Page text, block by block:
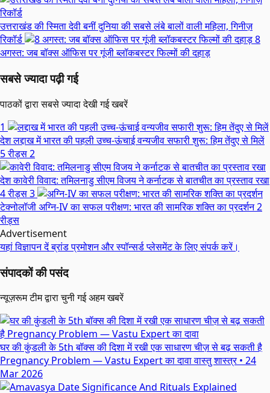
उत्तराखंड की स्मिता देवी बनीं दुनिया की सबसे लंबे बालों वाली महिला, गिनीज़
रिकॉर्ड
8
अगस्त: जब बॉक्स ऑफिस पर गूंजी ब्लॉकबस्टर फिल्मों की दहाड़
सबसे ज्यादा पढ़ी गई
पाठकों द्वारा सबसे ज्यादा देखी गई खबरें
1
देशलद्दाख में भारत की पहली उच्च-ऊंचाई वन्यजीव सफारी शुरू: हिम तेंदुए से मिलें
5 रीड्स2
देशकावेरी विवाद: तमिलनाडु सीएम विजय ने कर्नाटक से बातचीत का प्रस्ताव रखा
4 रीड्स3
टेक्नोलॉजीअग्नि-IV का सफल परीक्षण: भारत की सामरिक शक्ति का प्रदर्शन2
रीड्स
Advertisement
यहां विज्ञापन देंब्रांड प्रमोशन और स्पॉन्सर्ड प्लेसमेंट के लिए संपर्क करें।
संपादकों की पसंद
न्यूज़रूम टीम द्वारा चुनी गई अहम खबरें
घर की कुंडली के 5th बॉक्स की दिशा में रखी एक साधारण चीज़ से बढ़ सकती है
Pregnancy Problem — Vastu Expert का दावावास्तु शास्त्र • 24
Mar 2026